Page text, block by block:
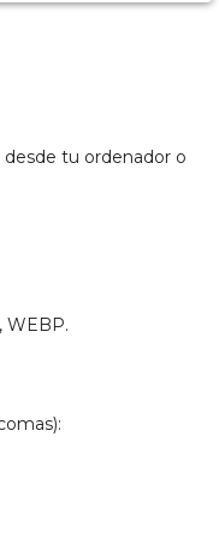
tu ordenador o
WEBP.